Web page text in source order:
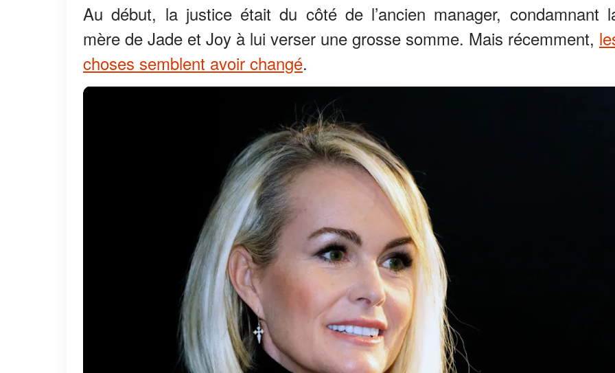
Au début, la justice était du côté de l’ancien manager, condamnant
mère de Jade et Joy à lui verser une grosse somme. Mais récemment,
choses semblent avoir changé.